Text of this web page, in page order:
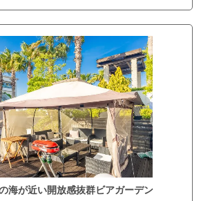
海が近い開放感抜群ビアガーデン